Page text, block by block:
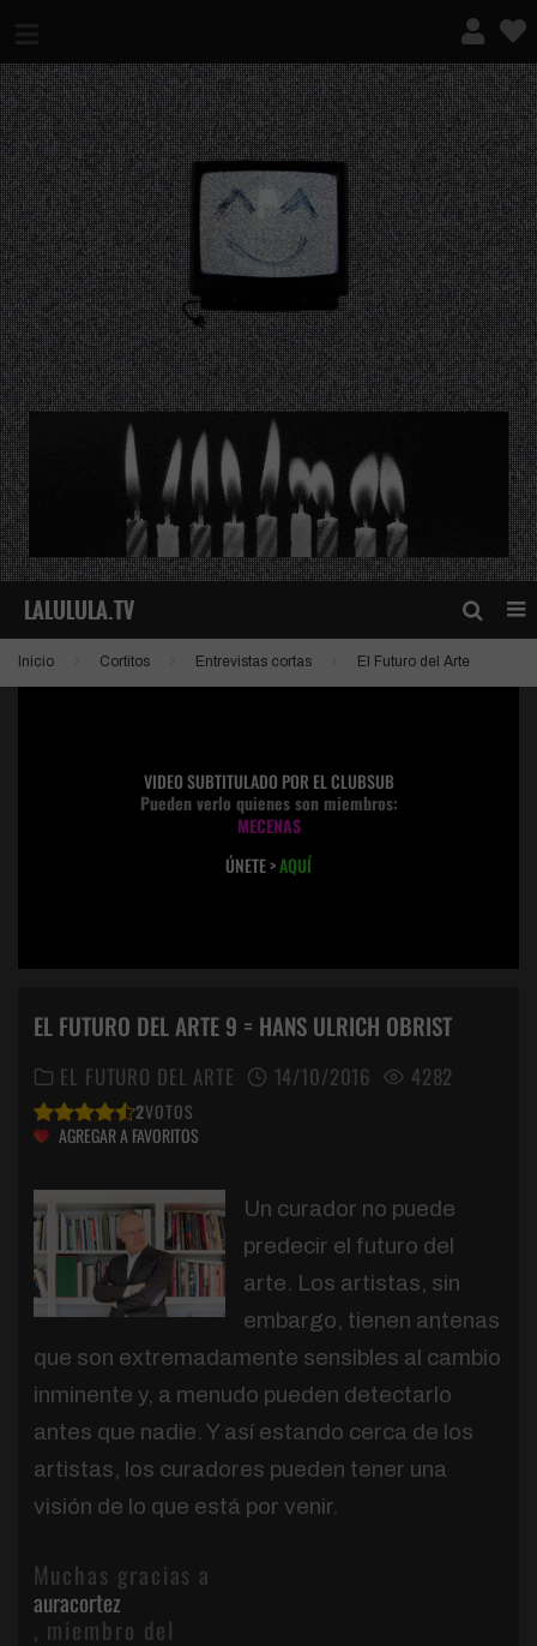
¿QUÉ ES ESTO?
Inicio Cortitos Entrevistas cortas El Futuro del Arte
VIDEO SUBTITULADO POR EL CLUBSUB
Pueden verlo quienes son miembros:
MECENAS
ÚNETE >AQUÍ
EL FUTURO DEL ARTE 9 = HANS ULRICH OBRIST
EL FUTURO DEL ARTE 14/10/2016 4282
2VOTOS
AGREGAR A FAVORITOS
Un curador no puede
predecir el futuro del
arte. Los artistas, sin
embargo, tienen antenas
que son extremadamente sensibles al cambio
inminente y, a menudo pueden detectarlo
antes que nadie. Y así estando cerca de los
artistas, los curadores pueden tener una
visión de lo que está por venir.
Muchas gracias a
auracortez
, miembro del